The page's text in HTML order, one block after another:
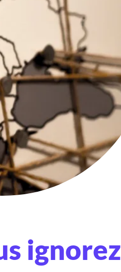
ignorez